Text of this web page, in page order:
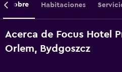
Sobre Habitaciones
Acerca de Focus Hotel
Orlem, Bydgoszcz